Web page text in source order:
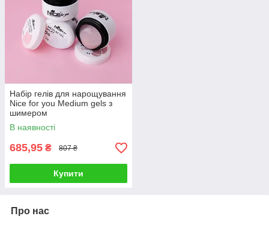
Набір гелів для нарощування
Nice for you Medium gels з
шимером
В наявності
685,95 ₴ 807 ₴
Купити
Про нас